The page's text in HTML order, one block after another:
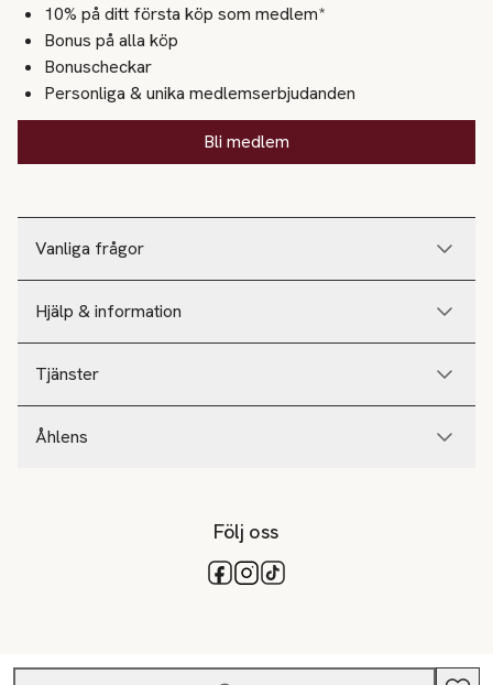
Vanliga frågor
Hjälp & information
Tjänster
Åhlens
10% på ditt första köp som medlem*
Bonus på alla köp
Bonuscheckar
Personliga & unika medlemserbjudanden
Bli medlem
Följ oss